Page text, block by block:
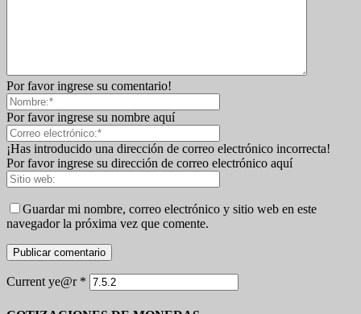
Por favor ingrese su comentario!
Por favor ingrese su nombre aquí
¡Has introducido una dirección de correo electrónico incorrecta!
Por favor ingrese su dirección de correo electrónico aquí
Guardar mi nombre, correo electrónico y sitio web en este
navegador la próxima vez que comente.
Current ye@r *